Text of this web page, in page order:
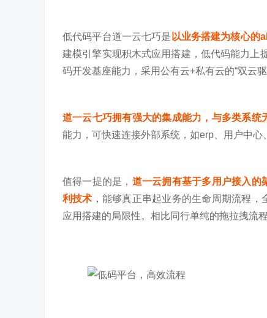
低代码平台道一云七巧是 以业务搭建为核心的
建模引擎实现积木式应用搭建，低代码能力上
码开发基座能力，采用公有云+私有云的“双云
道一云七巧拥有强大的集成能力，与多类系统
能力，可快速连接外部系统，如erp、用户中心
值得一提的是， 道一云拥有基于多用户接入的
利技术 ，能够真正串起业务的生命周期流程
应用搭建的局限性。相比同行单纯的拖拉拽流